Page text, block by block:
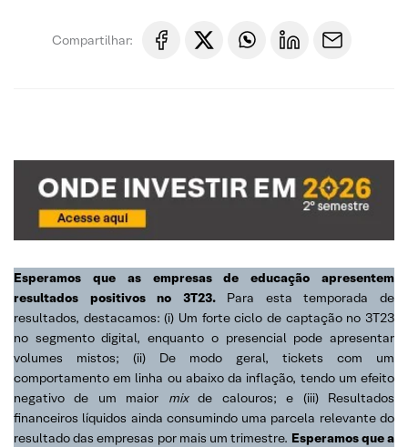
Compartilhar:
Esperamos que as empresas de educação apresentem
resultados positivos no 3T23.Para esta temporada de
resultados, destacamos: (i) Um forte ciclo de captação no 3T23
no segmento digital, enquanto o presencial pode apresentar
volumes mistos; (ii) De modo geral, tickets com um
comportamento em linha ou abaixo da inflação, tendo um efeito
negativo de um maior mixde calouros; e (iii) Resultados
financeiros líquidos ainda consumindo uma parcela relevante do
resultado das empresas por mais um trimestre. Esperamos que a